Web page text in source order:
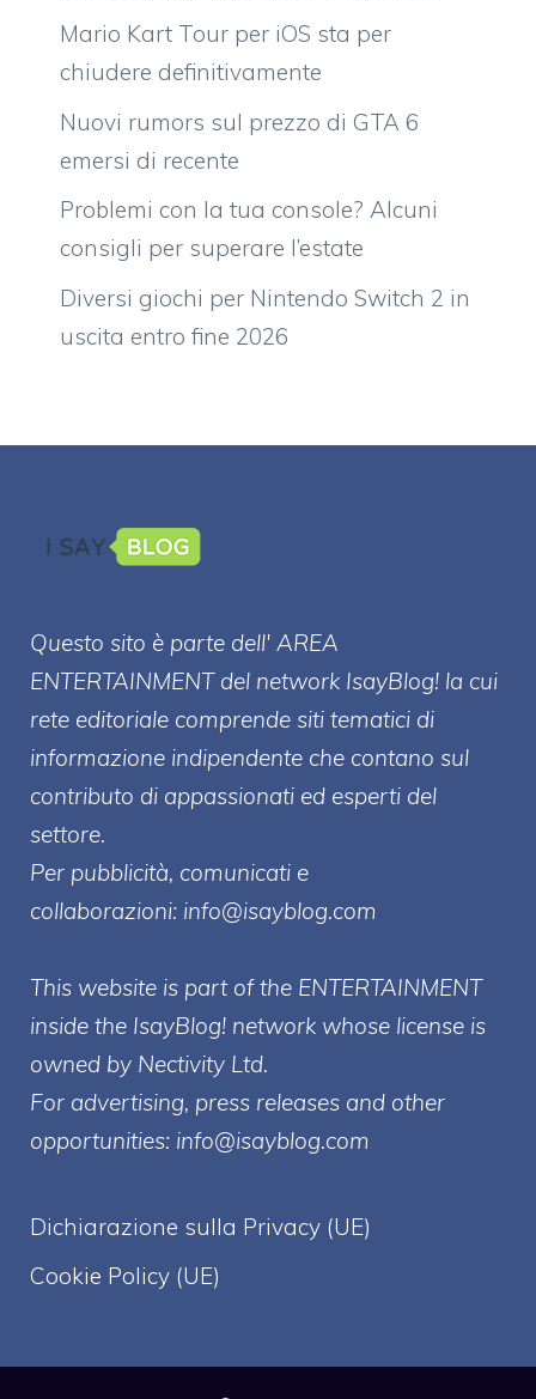
Mario Kart Tour per iOS sta per
chiudere definitivamente
Nuovi rumors sul prezzo di GTA 6
emersi di recente
Problemi con la tua console? Alcuni
consigli per superare l’estate
Diversi giochi per Nintendo Switch 2 in
uscita entro fine 2026
Questo sito è parte dell' AREA
ENTERTAINMENT del network IsayBlog! la cui
rete editoriale comprende siti tematici di
informazione indipendente che contano sul
contributo di appassionati ed esperti del
settore.
Per pubblicità, comunicati e
collaborazioni: info@isayblog.com
This website is part of the ENTERTAINMENT
inside the IsayBlog! network whose license is
owned by Nectivity Ltd.
For advertising, press releases and other
opportunities: info@isayblog.com
Dichiarazione sulla Privacy (UE)
Cookie Policy (UE)